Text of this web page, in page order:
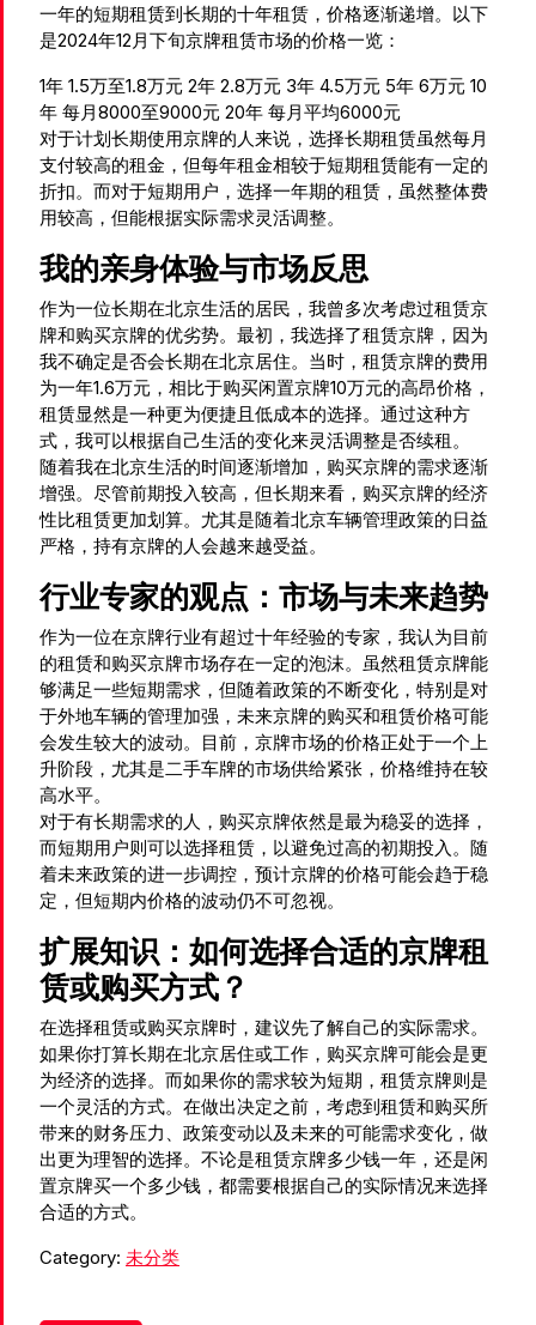
一年的短期租赁到长期的十年租赁，价格逐渐递增。以下
是2024年12月下旬京牌租赁市场的价格一览：
1年 1.5万至1.8万元 2年 2.8万元 3年 4.5万元 5年 6万元 10
年 每月8000至9000元 20年 每月平均6000元
对于计划长期使用京牌的人来说，选择长期租赁虽然每月
支付较高的租金，但每年租金相较于短期租赁能有一定的
折扣。而对于短期用户，选择一年期的租赁，虽然整体费
用较高，但能根据实际需求灵活调整。
我的亲身体验与市场反思
作为一位长期在北京生活的居民，我曾多次考虑过租赁京
牌和购买京牌的优劣势。最初，我选择了租赁京牌，因为
我不确定是否会长期在北京居住。当时，租赁京牌的费用
为一年1.6万元，相比于购买闲置京牌10万元的高昂价格，
租赁显然是一种更为便捷且低成本的选择。通过这种方
式，我可以根据自己生活的变化来灵活调整是否续租。
随着我在北京生活的时间逐渐增加，购买京牌的需求逐渐
增强。尽管前期投入较高，但长期来看，购买京牌的经济
性比租赁更加划算。尤其是随着北京车辆管理政策的日益
严格，持有京牌的人会越来越受益。
行业专家的观点：市场与未来趋势
作为一位在京牌行业有超过十年经验的专家，我认为目前
的租赁和购买京牌市场存在一定的泡沫。虽然租赁京牌能
够满足一些短期需求，但随着政策的不断变化，特别是对
于外地车辆的管理加强，未来京牌的购买和租赁价格可能
会发生较大的波动。目前，京牌市场的价格正处于一个上
升阶段，尤其是二手车牌的市场供给紧张，价格维持在较
高水平。
对于有长期需求的人，购买京牌依然是最为稳妥的选择，
而短期用户则可以选择租赁，以避免过高的初期投入。随
着未来政策的进一步调控，预计京牌的价格可能会趋于稳
定，但短期内价格的波动仍不可忽视。
扩展知识：如何选择合适的京牌租
赁或购买方式？
在选择租赁或购买京牌时，建议先了解自己的实际需求。
如果你打算长期在北京居住或工作，购买京牌可能会是更
为经济的选择。而如果你的需求较为短期，租赁京牌则是
一个灵活的方式。在做出决定之前，考虑到租赁和购买所
带来的财务压力、政策变动以及未来的可能需求变化，做
出更为理智的选择。不论是租赁京牌多少钱一年，还是闲
置京牌买一个多少钱，都需要根据自己的实际情况来选择
合适的方式。
Category: 未分类